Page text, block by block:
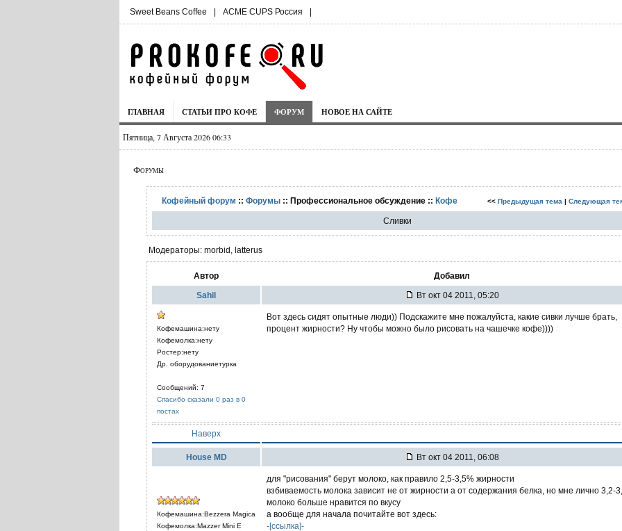
Sweet Beans Coffee | ACME CUPS Россия |
ГЛАВНАЯ СТАТЬИ ПРО КОФЕ ФОРУМ НОВОЕ НА САЙТЕ
Пятница, 7 Августа 2026 06:33
Форумы
Кофейный форум :: Форумы:: Профессиональное обсуждение :: Кофе << Предыдущая тема | Следующая
Сливки
Модераторы: morbid, latterus
Автор Добавил
Sahil Вт окт 04 2011, 05:20
Кофемашина:нету
Кофемолка:нету
Ростер:нету
Др. оборудованиетурка
Сообщений: 7
Спасибо сказали 0 раз в 0
постах
Вот здесь сидят опытные люди)) Подскажите мне пожалуйста, какие сивки лучше брать,
процент жирности? Ну чтобы можно было рисовать на чашечке кофе))))
Наверх
House MD Вт окт 04 2011, 06:08
Кофемашина:Bezzera Magica
Кофемолка:Mazzer Mini E
для "рисования" берут молоко, как правило 2,5-3,5% жирности
взбиваемость молока зависит не от жирности а от содержания белка, но мне лично 3,2-
молоко больше нравится по вкусу
а вообще для начала почитайте вот здесь:
-[ссылка]-